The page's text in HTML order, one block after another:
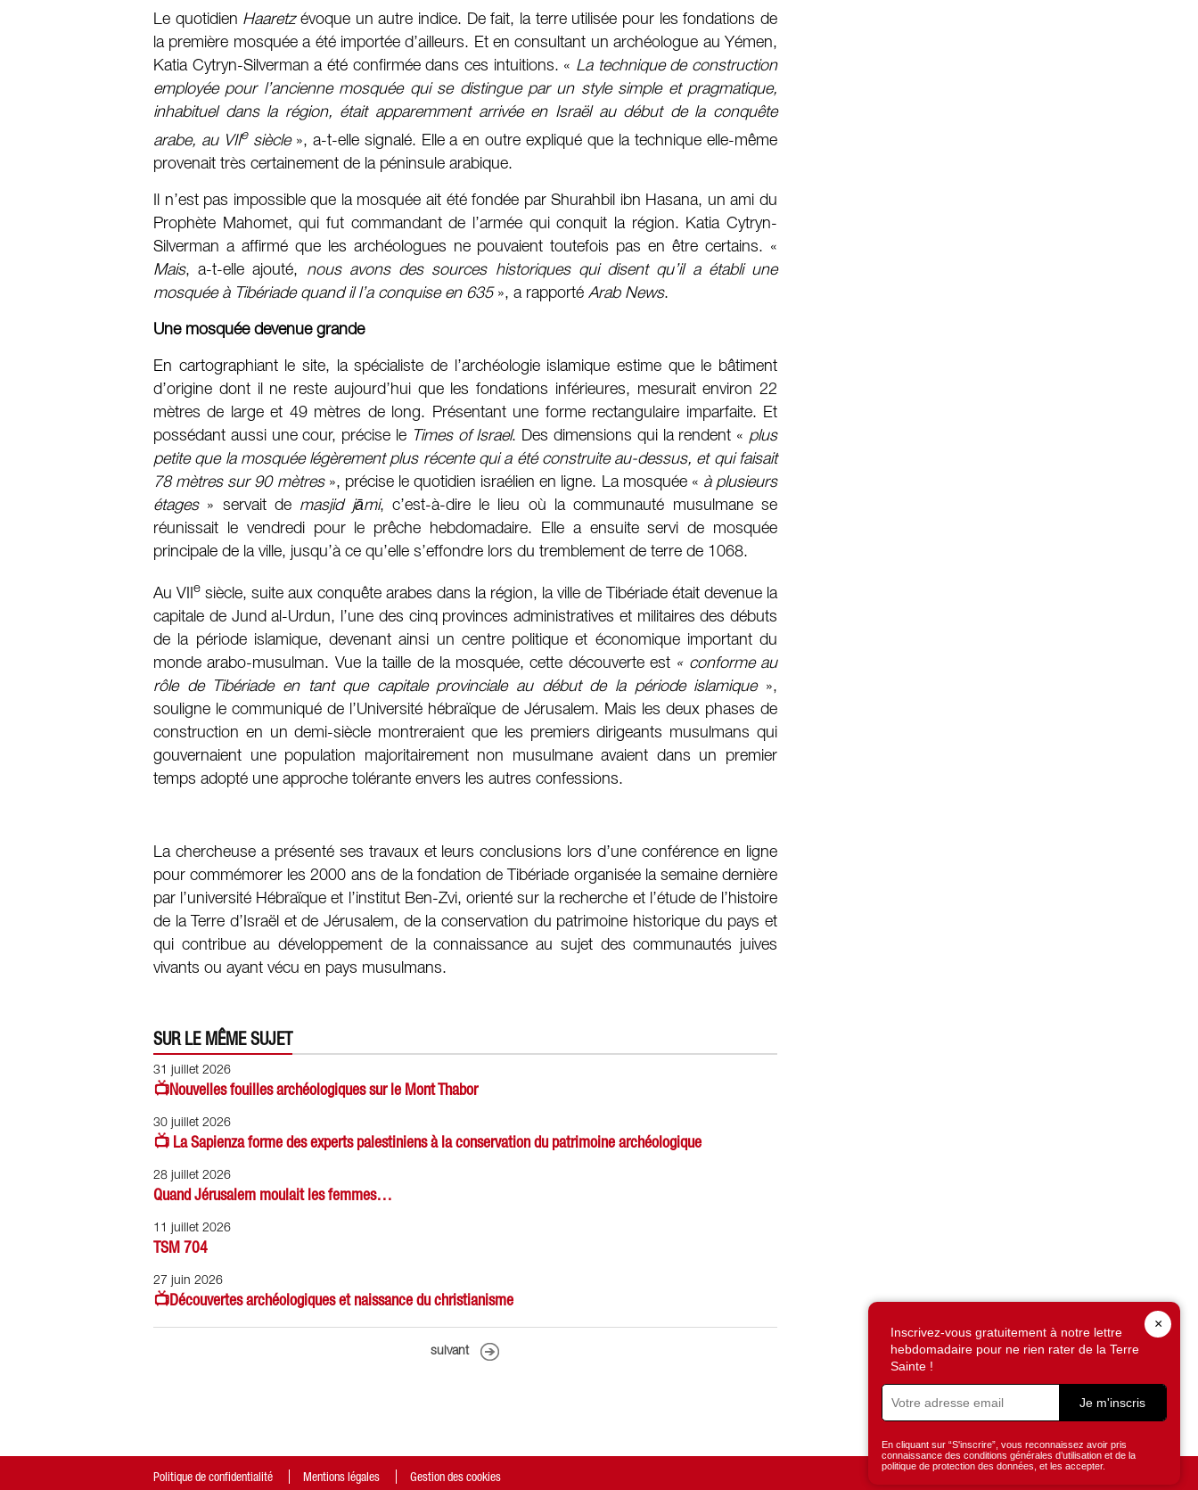
Le quotidien Haaretzévoque un autre indice. De fait, la terre utilisée pour les fondations de
la première mosquée a été importée d’ailleurs. Et en consultant un archéologue au Yémen,
Katia Cytryn-Silverman a été confirmée dans ces intuitions. « La technique de construction
employée pour l’ancienne mosquée qui se distingue par un style simple et pragmatique,
inhabituel dans la région, était apparemment arrivée en Israël au début de la conquête
arabe, au VIIesiècle», a-t-elle signalé. Elle a en outre expliqué que la technique elle-même
provenait très certainement de la péninsule arabique.
Il n’est pas impossible que la mosquée ait été fondée par Shurahbil ibn Hasana, un ami du
Prophète Mahomet, qui fut commandant de l’armée qui conquit la région. Katia Cytryn-
Silverman a affirmé que les archéologues ne pouvaient toutefois pas en être certains. «
Mais, a-t-elle ajouté, nous avons des sources historiques qui disent qu’il a établi une
mosquée à Tibériade quand il l’a conquise en 635», a rapporté Arab News.
Une mosquée devenue grande
En cartographiant le site, la spécialiste de l’archéologie islamique estime que le bâtiment
d’origine dont il ne reste aujourd’hui que les fondations inférieures, mesurait environ 22
mètres de large et 49 mètres de long. Présentant une forme rectangulaire imparfaite. Et
possédant aussi une cour, précise le
Times of Israel. Des dimensions qui la rendent « plus
petite que la mosquée légèrement plus récente qui a été construite au-dessus, et qui faisait
78 mètres sur 90 mètres», précise le quotidien israélien en ligne. La mosquée « à plusieurs
étages» servait de masjid jāmi, c’est-à-dire le lieu où la communauté musulmane se
réunissait le vendredi pour le prêche hebdomadaire. Elle a ensuite servi de mosquée
principale de la ville, jusqu’à ce qu’elle s’effondre lors du tremblement de terre de 1068.
Au VII e siècle, suite aux conquête arabes dans la région, la ville de Tibériade était devenue la
capitale de Jund al-Urdun, l’une des cinq provinces administratives et militaires des débuts
de la période islamique, devenant ainsi un centre politique et économique important du
monde arabo-musulman. Vue la taille de la mosquée, cette découverte est « conforme au
rôle de Tibériade en tant que capitale provinciale au début de la période islamique»,
souligne le communiqué de l’Université hébraïque de Jérusalem. Mais les deux phases de
construction en un demi-siècle montreraient que les premiers dirigeants musulmans qui
gouvernaient une population majoritairement non musulmane avaient dans un premier
temps adopté une approche tolérante envers les autres confessions.
La chercheuse a présenté ses travaux et leurs conclusions lors d’une conférence en ligne
pour commémorer les 2000 ans de la fondation de Tibériade organisée la semaine dernière
par l’université Hébraïque et l’institut Ben-Zvi, orienté sur la recherche et l’étude de l’histoire
de la Terre d’Israël et de Jérusalem, de la conservation du patrimoine historique du pays et
qui contribue au développement de la connaissance au sujet des communautés juives
vivants ou ayant vécu en pays musulmans.
SUR LE MÊME SUJET
31 juillet 2026
📺Nouvelles fouilles archéologiques sur le Mont Thabor
30 juillet 2026
📺 La Sapienza forme des experts palestiniens à la conservation du patrimoine archéologique
28 juillet 2026
Quand Jérusalem moulait les femmes…
11 juillet 2026
TSM 704
27 juin 2026
📺Découvertes archéologiques et naissance du christianisme
suivant
×
Inscrivez-vous gratuitement à notre lettre
hebdomadaire pour ne rien rater de la Terre
Sainte !
Je m'inscris
En cliquant sur “S'inscrire”, vous reconnaissez avoir pris
connaissance des conditions générales d’utilisation et de la
politique de protection des données, et les accepter.
Politique de confidentialité Mentions légales Gestion des cookies